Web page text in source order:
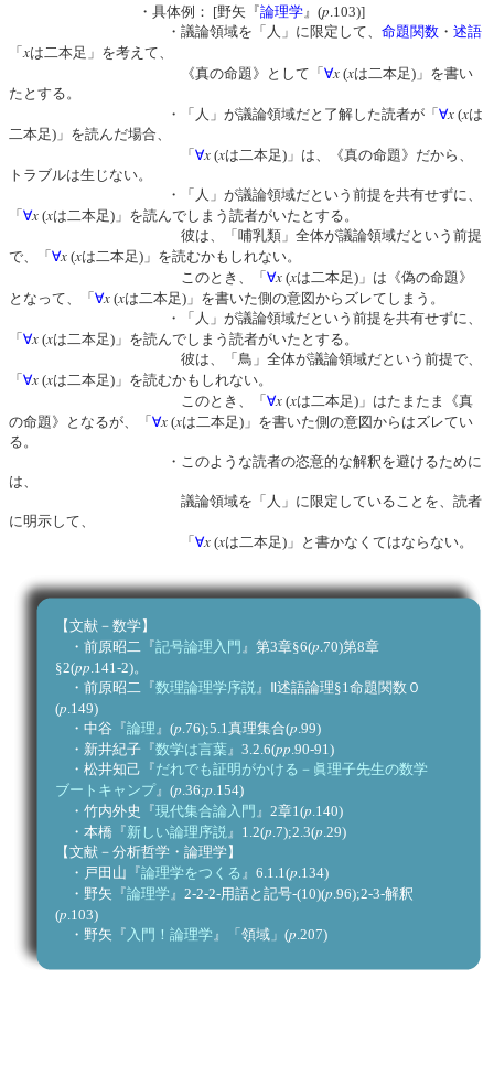
・具体例： [野矢『論理学』(p.103)]
・議論領域を「人」に限定して、 命題関数 ・ 述語
「xは二本足」を考えて、
《真の命題》として「 ∀x (xは二本足)」を書い
たとする。
・「人」が議論領域だと了解した読者が「 ∀x (xは
二本足)」を読んだ場合、
「 ∀x (xは二本足)」は、《真の命題》だから、
トラブルは生じない。
・「人」が議論領域だという前提を共有せずに、
「 ∀x (xは二本足)」を読んでしまう読者がいたとする。
彼は、「哺乳類」全体が議論領域だという前提
で、「 ∀x (xは二本足)」を読むかもしれない。
このとき、「 ∀x (xは二本足)」は《偽の命題》
となって、「 ∀x (xは二本足)」を書いた側の意図からズレてしまう。
・「人」が議論領域だという前提を共有せずに、
「 ∀x (xは二本足)」を読んでしまう読者がいたとする。
彼は、「鳥」全体が議論領域だという前提で、
「 ∀x (xは二本足)」を読むかもしれない。
このとき、「 ∀x (xは二本足)」はたまたま《真
の命題》となるが、「 ∀x (xは二本足)」を書いた側の意図からはズレてい
る。
・このような読者の恣意的な解釈を避けるために
は、
議論領域を「人」に限定していることを、読者
に明示して、
「 ∀x (xは二本足)」と書かなくてはならない。
【文献－数学】
・前原昭二『記号論理入門 』第3章§6(p.70)第8章
§2(pp.141-2)。
・前原昭二『数理論理学序説』Ⅱ述語論理§1命題関数０
(p.149)
・中谷『論理 』(p.76);5.1真理集合(p.99)
・新井紀子『数学は言葉』3.2.6(pp.90-91)
・松井知己『だれでも証明がかける－眞理子先生の数学
ブートキャンプ』(p.36;p.154)
・竹内外史『現代集合論入門 』2章1(p.140)
・本橋『新しい論理序説』1.2(p.7);2.3(p.29)
【文献－分析哲学・論理学】
・戸田山『論理学をつくる 』6.1.1(p.134)
・野矢『論理学』2-2-2-用語と記号-(10)(p.96);2-3-解釈
(p.103)
・野矢『 入門！論理学』「領域」(p.207)